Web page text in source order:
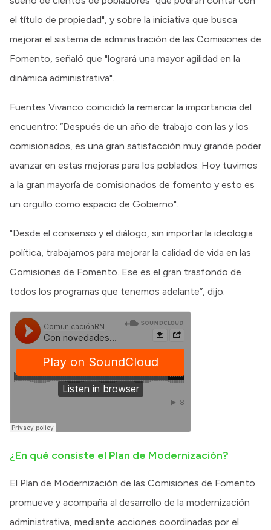
el título de propiedad", y sobre la iniciativa que busca
mejorar el sistema de administración de las Comisiones de
Fomento, señaló que "logrará una mayor agilidad en la
dinámica administrativa".
Fuentes Vivanco coincidió la remarcar la importancia del
encuentro: “Después de un año de trabajo con las y los
comisionados, es una gran satisfacción muy grande poder
avanzar en estas mejoras para los poblados. Hoy tuvimos
a la gran mayoría de comisionados de fomento y esto es
un orgullo como espacio de Gobierno".
"Desde el consenso y el diálogo, sin importar la ideologia
política, trabajamos para mejorar la calidad de vida en las
Comisiones de Fomento. Ese es el gran trasfondo de
todos los programas que tenemos adelante”, dijo.
¿En qué consiste el Plan de Modernización?
El Plan de Modernización de las Comisiones de Fomento
promueve y acompaña al desarrollo de la modernización
administrativa, mediante acciones coordinadas por el